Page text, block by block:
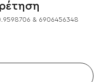
& 6906456348